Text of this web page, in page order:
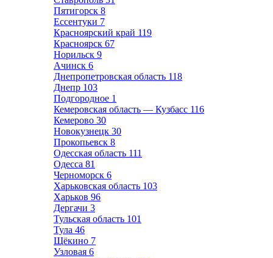
Пятигорск 8
Ессентуки 7
Красноярский край 119
Красноярск 67
Норильск 9
Ачинск 6
Днепропетровская область 118
Днепр 103
Подгородное 1
Кемеровская область — Кузбасс 116
Кемерово 30
Новокузнецк 30
Прокопьевск 8
Одесская область 111
Одесса 81
Черноморск 6
Харьковская область 103
Харьков 96
Дергачи 3
Тульская область 101
Тула 46
Щёкино 7
Узловая 6